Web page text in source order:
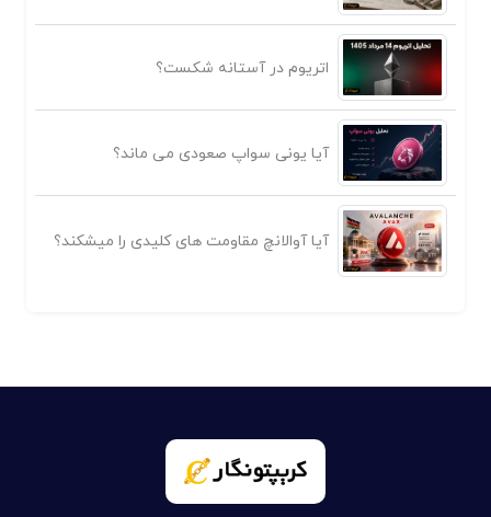
اتریوم در آستانه شکست؟
آیا یونی سواپ صعودی می ماند؟
آیا آوالانچ مقاومت های کلیدی را میشکند؟